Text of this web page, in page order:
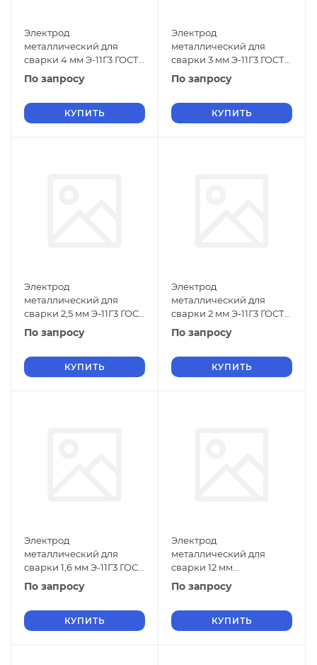
Электрод
металлический для
сварки 4 мм Э-11Г3 ГОСТ
9466-75
По запросу
КУПИТЬ
Электрод
металлический для
сварки 3 мм Э-11Г3 ГОСТ
9466-75
По запросу
КУПИТЬ
Электрод
металлический для
сварки 2,5 мм Э-11Г3 ГОСТ
9466-75
По запросу
КУПИТЬ
Электрод
металлический для
сварки 2 мм Э-11Г3 ГОСТ
9466-75
По запросу
КУПИТЬ
Электрод
металлический для
сварки 1,6 мм Э-11Г3 ГОСТ
9466-75
По запросу
КУПИТЬ
Электрод
металлический для
сварки 12 мм
Э-110Х14В13Ф2 ГОСТ
9466-75
По запросу
КУПИТЬ